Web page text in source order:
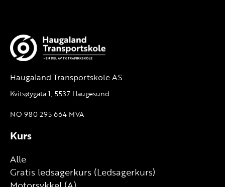
Haugaland Transportskole AS
Kvitsøygata 1, 5537 Haugesund
NO 980 295 664 MVA
Kurs
Alle
Gratis ledsagerkurs (Ledsagerkurs)